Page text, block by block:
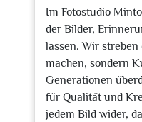
Im Fotostudio
der Bilder,
lassen. Wir streben
machen, sondern
Generationen
für Qualität und
jedem Bild wider,